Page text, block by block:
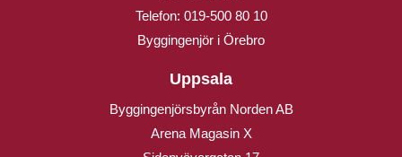
Telefon: 019-500 80 10
Byggingenjör i Örebro
Uppsala
Byggingenjörsbyrån Norden AB
Arena Magasin X